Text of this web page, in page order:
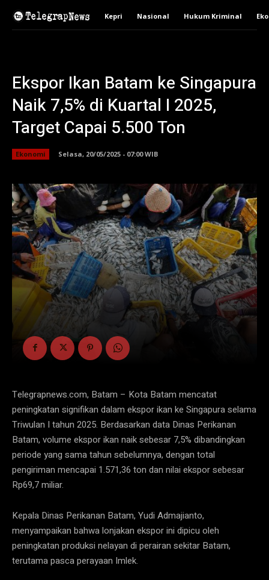
Kepri Nasional Hukum Kriminal
Ekspor Ikan Batam ke Singapura
Naik 7,5% di Kuartal I 2025,
Target Capai 5.500 Ton
Ekonomi Selasa, 20/05/2025 - 07:00 WIB
Telegrapnews.com, Batam – Kota Batam mencatat
peningkatan signifikan dalam ekspor ikan ke Singapura selama
Triwulan I tahun 2025. Berdasarkan data Dinas Perikanan
Batam, volume ekspor ikan naik sebesar 7,5% dibandingkan
periode yang sama tahun sebelumnya, dengan total
pengiriman mencapai 1.571,36 ton dan nilai ekspor sebesar
Rp69,7 miliar.
Kepala Dinas Perikanan Batam, Yudi Admajianto,
menyampaikan bahwa lonjakan ekspor ini dipicu oleh
peningkatan produksi nelayan di perairan sekitar Batam,
terutama pasca perayaan Imlek.